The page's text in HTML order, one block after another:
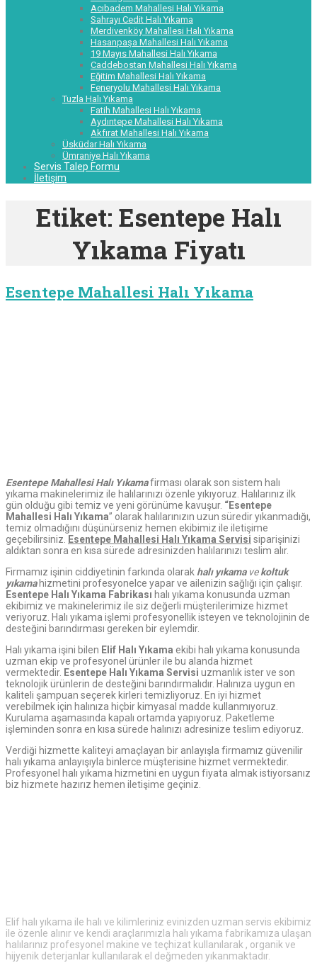
Acıbadem Mahallesi Halı Yıkama
Sahrayı Cedit Halı Yıkama
Merdivenköy Mahallesi Halı Yıkama
Hasanpaşa Mahallesi Halı Yıkama
19 Mayıs Mahallesi Halı Yıkama
Caddebostan Mahallesi Halı Yıkama
Eğitim Mahallesi Halı Yıkama
Feneryolu Mahallesi Halı Yıkama
Tuzla Halı Yıkama
Fatih Mahallesi Halı Yıkama
Aydıntepe Mahallesi Halı Yıkama
Akfırat Mahallesi Halı Yıkama
Üsküdar Halı Yıkama
Ümraniye Halı Yıkama
Servis Talep Formu
İletişim
Etiket: Esentepe Halı
Yıkama Fiyatı
Esentepe Mahallesi Halı Yıkama
Esentepe Mahallesi Halı Yıkamafirması olarak son sistem halı
yıkama makinelerimiz ile halılarınızı özenle yıkıyoruz. Halılarınız ilk
gün olduğu gibi temiz ve yeni görünüme kavuşur. “Esentepe
Mahallesi Halı Yıkama” olarak halılarınızın uzun süredir yıkanmadığı,
temiz olmadığını düşünürseniz hemen ekibimiz ile iletişime
geçebilirsiniz.
Esentepe Mahallesi Halı Yıkama Servisi siparişinizi
aldıktan sonra en kısa sürede adresinizden halılarınızı teslim alır.
Firmamız işinin ciddiyetinin farkında olarak halı yıkama ve koltuk
yıkama hizmetini profesyonelce yapar ve ailenizin sağlığı için çalışır.
Esentepe Halı Yıkama Fabrikası halı yıkama konusunda uzman
ekibimiz ve makinelerimiz ile siz değerli müşterilerimize hizmet
veriyoruz. Halı yıkama işlemi profesyonellik isteyen ve teknolojinin de
desteğini barındırması gereken bir eylemdir.
Halı yıkama işini bilen Elif Halı Yıkama ekibi halı yıkama konusunda
uzman ekip ve profesyonel ürünler ile bu alanda hizmet
vermektedir. Esentepe Halı Yıkama Servisi uzmanlık ister ve son
teknolojik ürünlerin de desteğini barındırmalıdır. Halınıza uygun en
kaliteli şampuan seçerek kirleri temizliyoruz. En iyi hizmet
verebilmek için halınıza hiçbir kimyasal madde kullanmıyoruz.
Kurulama aşamasında kapalı ortamda yapıyoruz. Paketleme
işleminden sonra en kısa sürede halınızı adresinize teslim ediyoruz.
Verdiği hizmette kaliteyi amaçlayan bir anlayışla firmamız güvenilir
halı yıkama anlayışıyla binlerce müşterisine hizmet vermektedir.
Profesyonel halı yıkama hizmetini en uygun fiyata almak istiyorsanız
biz hizmete hazırız hemen iletişime geçiniz.
Elif halı yıkama ile halı ve kilimleriniz evinizden uzman servis ekibimiz
ile özenle alınır ve kendi araçlarımızla halı yıkama fabrikamıza ulaşan
halılarınız profesyonel makine ve teçhizat kullanılarak , organik ve
hijyenik deterjanlar kullanılarak el değmeden yıkanmaktadır.